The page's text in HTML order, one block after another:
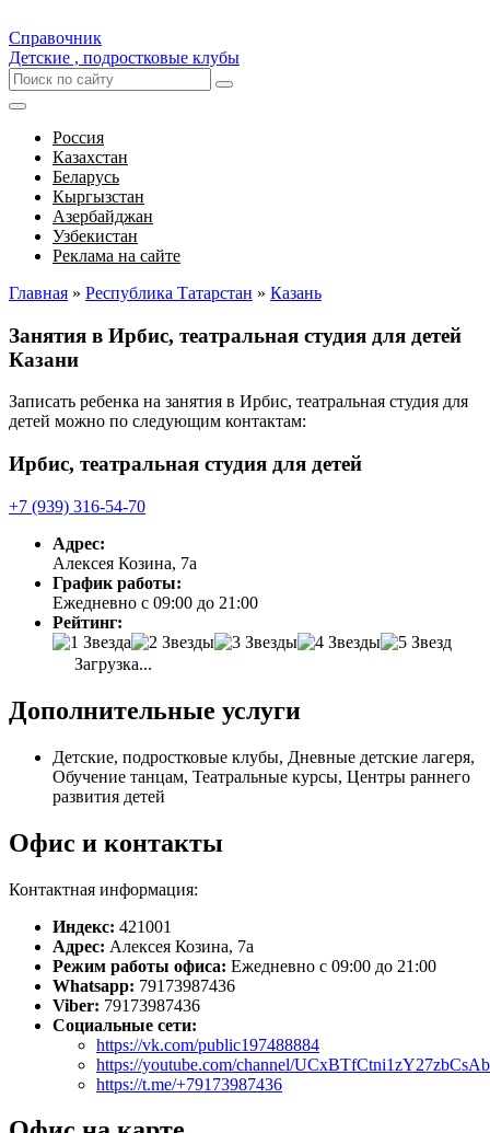
Справочник
Детские , подростковые клубы
Россия
Казахстан
Беларусь
Кыргызстан
Азербайджан
Узбекистан
Реклама на сайте
Главная » Республика Татарстан » Казань
Занятия в Ирбис, театральная студия для детей
Казани
Записать ребенка на занятия в Ирбис, театральная студия для
детей можно по следующим контактам:
Ирбис, театральная студия для детей
+7 (939) 316-54-70
Адрес:
Алексея Козина, 7а
График работы:
Ежедневно с 09:00 до 21:00
Рейтинг:
Загрузка...
Дополнительные услуги
Детские, подростковые клубы, Дневные детские лагеря,
Обучение танцам, Театральные курсы, Центры раннего
развития детей
Офис и контакты
Контактная информация:
Индекс: 421001
Адрес: Алексея Козина, 7а
Режим работы офиса: Ежедневно с 09:00 до 21:00
Whatsapp: 79173987436
Viber: 79173987436
Социальные сети:
https://vk.com/public197488884
https://youtube.com/channel/
https://t.me/+79173987436